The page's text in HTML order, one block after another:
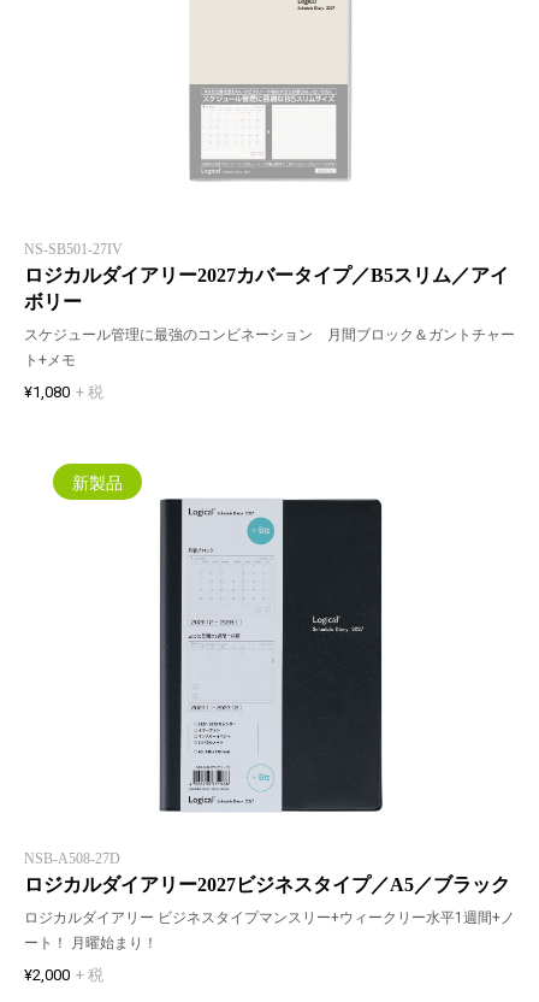
NS-SB501-27IV
ロジカルダイアリー2027カバータイプ／B5スリム／アイ
ボリー
スケジュール管理に最強のコンビネーション 月間ブロック＆ガントチャー
ト+メモ
¥1,080 + 税
新製品
NSB-A508-27D
ロジカルダイアリー2027ビジネスタイプ／A5／ブラック
ロジカルダイアリー ビジネスタイプマンスリー+ウィークリー水平1週間+ノ
ート！ 月曜始まり！
¥2,000 + 税